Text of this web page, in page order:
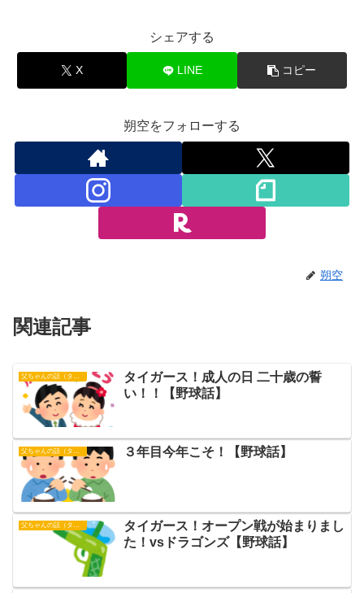
シェアする
X LINE コピー
朔空をフォローする
朔空
関連記事
父ちゃんの話（タイガース）
タイガース！成人の日 二十歳の誓
い！！【野球話】
３年目今年こそ！【野球話】
父ちゃんの話（タイガース）
タイガース！オープン戦が始まりまし
た！vsドラゴンズ【野球話】